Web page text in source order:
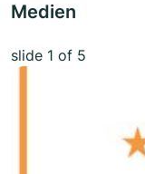
Medien
slide 1 of 5